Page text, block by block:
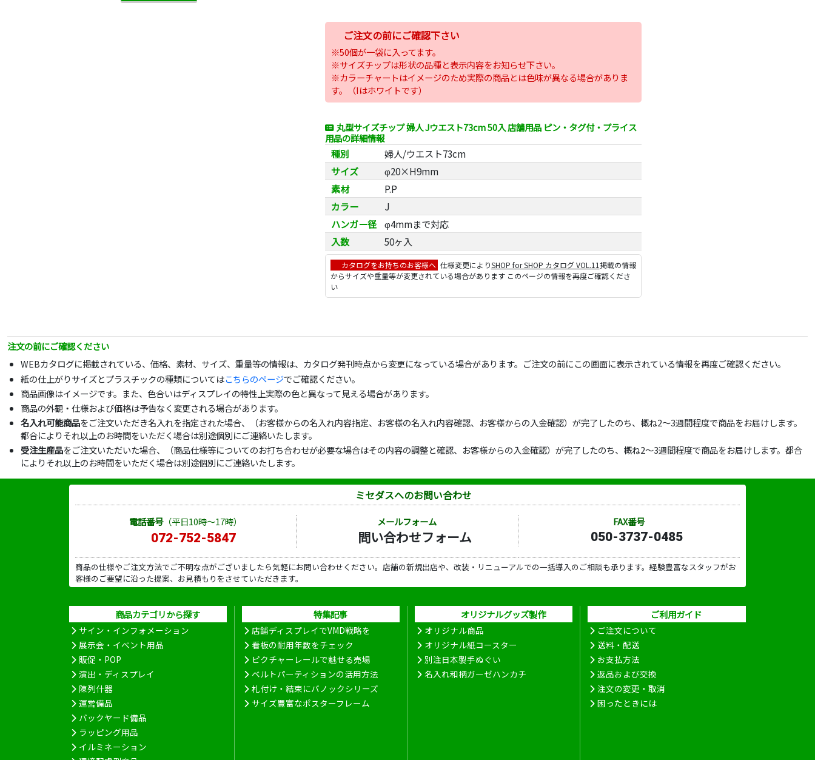
ご注文の前にご確認下さい
※50個が一袋に入ってます。
※サイズチップは形状の品種と表示内容をお知らせ下さい。
※カラーチャートはイメージのため実際の商品とは色味が異なる場合がありま
す。（Iはホワイトです）
丸型サイズチップ 婦人 Jウエスト73cm 50入 店舗用品 ピン・タグ付・プライス
用品の詳細情報
種別
婦人/ウエスト73cm
サイズ
φ20×H9mm
素材
P.P
カラー
J
ハンガー径 φ4mmまで対応
入数
50ヶ入
カタログをお持ちのお客様へ 仕様変更によりSHOP for SHOP カタログ VOL.11掲載の情報
からサイズや重量等が変更されている場合があります このページの情報を再度ご確認くださ
い
注文の前にご確認ください
WEBカタログに掲載されている、価格、素材、サイズ、重量等の情報は、カタログ発刊時点から変更になっている場合があります。ご注文の前にこの画面に表示されている情報を再度ご確認ください。
紙の仕上がりサイズとプラスチックの種類についてはこちらのページでご確認ください。
商品画像はイメージです。また、色合いはディスプレイの特性上実際の色と異なって見える場合があります。
商品の外観・仕様および価格は予告なく変更される場合があります。
名入れ可能商品をご注文いただき名入れを指定された場合、（お客様からの名入れ内容指定、お客様の名入れ内容確認、お客様からの入金確認）が完了したのち、概ね2～3週間程度で商品をお届けします。
都合によりそれ以上のお時間をいただく場合は別途個別にご連絡いたします。
受注生産品をご注文いただいた場合、（商品仕様等についてのお打ち合わせが必要な場合はその内容の調整と確認、お客様からの入金確認）が完了したのち、概ね2～3週間程度で商品をお届けします。都合
によりそれ以上のお時間をいただく場合は別途個別にご連絡いたします。
ミセダスへのお問い合わせ
電話番号（平日10時～17時）
072-752-5847
メールフォーム
問い合わせフォーム
FAX番号
050-3737-0485
商品の仕様やご注文方法でご不明な点がございましたら気軽にお問い合わせください。店舗の新規出店や、改装・リニューアルでの一括導入のご相談も承ります。経験豊富なスタッフがお
客様のご要望に沿った提案、お見積もりをさせていただきます。
商品カテゴリから探す
サイン・インフォメーション
展示会・イベント用品
販促・POP
演出・ディスプレイ
陳列什器
運営備品
バックヤード備品
ラッピング用品
イルミネーション
特集記事
店舗ディスプレイでVMD戦略を
看板の耐用年数をチェック
ピクチャーレールで魅せる売場
ベルトパーティションの活用方法
札付け・結束にバノックシリーズ
サイズ豊富なポスターフレーム
オリジナルグッズ製作
オリジナル商品
オリジナル紙コースター
別注日本製手ぬぐい
名入れ和柄ガーゼハンカチ
ご利用ガイド
ご注文について
送料・配送
お支払方法
返品および交換
注文の変更・取消
困ったときには